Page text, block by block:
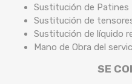
Sustitución de Patines
Sustitución de
Sustitución de líquido
Mano de Obra del
SE